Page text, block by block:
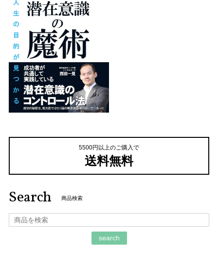
5500円以上のご購入で
送料無料
Search 商品検索
search